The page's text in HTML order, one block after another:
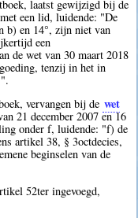
laatst gewijzigd bij de
een lid, luidende: "De
b) en 14°, zijn niet van
een
de wet van 30 maart 2018
tenzij in het in
vervangen bij de wet
21 december 2007 en 16
onder f, luidende: "f) de
artikel 38, § 3octdecies,
beginselen van de
52ter ingevoegd,